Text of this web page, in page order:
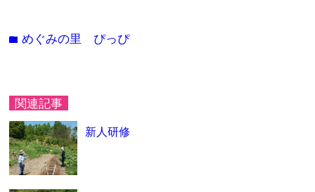
folderめぐみの里 ぴっぴ
関連記事
新人研修